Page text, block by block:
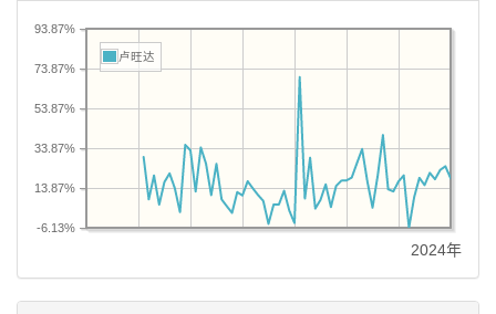
-6.13%
13.87%
33.87%
53.87%
73.87%
93.87%
卢旺达
2024年